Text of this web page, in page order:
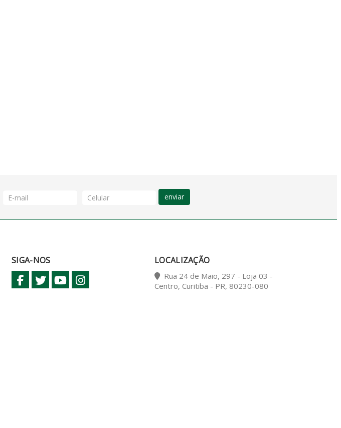
enviar
SIGA-NOS LOCALIZAÇÃO
Rua 24 de Maio, 297 - Loja 03 -
Centro, Curitiba - PR, 80230-080